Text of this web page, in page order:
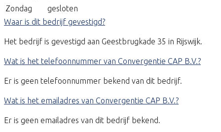
Zondag
gesloten
Waar is dit bedrijf gevestigd?
Het bedrijf is gevestigd aan Geestbrugkade 35 in Rijswijk.
Wat is het telefoonnummer van Convergentie CAP B.V.?
Er is geen telefoonnummer bekend van dit bedrijf.
Wat is het emailadres van Convergentie CAP B.V.?
Er is geen emailadres van dit bedrijf bekend.